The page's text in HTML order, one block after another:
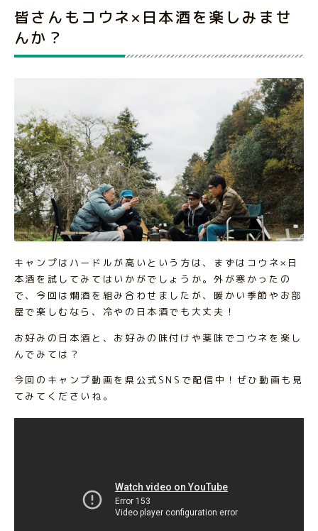
皆さんもコウネ×日本酒を楽しみませ
んか？
キャンプはハードルが高いという方は、まずはコウネ×日
本酒を試してみてはいかがでしょうか。外が寒かったの
で、今回は燗酒を組み合わせましたが、暖かい季節やお部
屋で楽しむなら、冷やの日本酒でも大丈夫！
お好みの日本酒と、お好みの味付けや薬味でコウネを楽し
んでみては？
今回のキャンプ動画を県公式SNSで配信中！ぜひ動画も見
てみてくださいね。